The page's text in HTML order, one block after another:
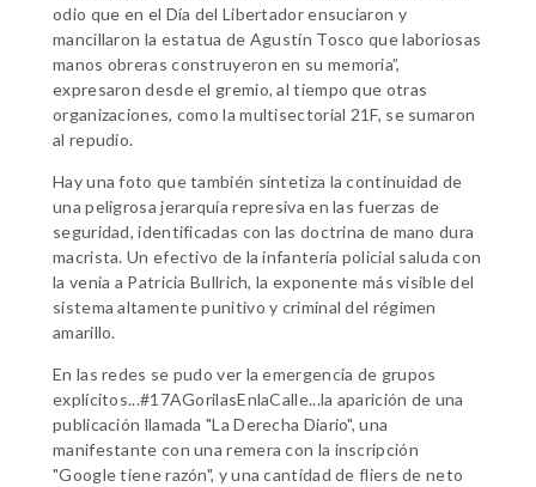
odio que en el Día del Libertador ensuciaron y
mancillaron la estatua de Agustín Tosco que laboriosas
manos obreras construyeron en su memoria”,
expresaron desde el gremio, al tiempo que otras
organizaciones, como la multisectorial 21F, se sumaron
al repudio.
Hay una foto que también sintetiza la continuidad de
una peligrosa jerarquía represiva en las fuerzas de
seguridad, identificadas con las doctrina de mano dura
macrista. Un efectivo de la infantería policial saluda con
la venia a Patricia Bullrich, la exponente más visible del
sistema altamente punitivo y criminal del régimen
amarillo.
En las redes se pudo ver la emergencia de grupos
explícitos...#17AGorilasEnlaCalle...la aparición de una
publicación llamada "La Derecha Diario", una
manifestante con una remera con la inscripción
"Google tiene razón", y una cantidad de fliers de neto